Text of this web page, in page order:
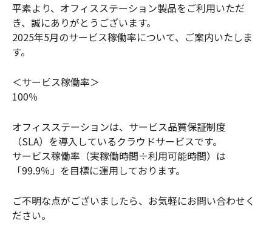
平素より、オフィスステーション製品をご利用いただ
き、誠にありがとうございます。
2025年5月のサービス稼働率について、ご案内いたしま
す。
＜サービス稼働率＞
100％
オフィスステーションは、サービス品質保証制度
（SLA）を導入しているクラウドサービスです。
サービス稼働率（実稼働時間÷利用可能時間）は
「99.9％」を目標に運用しております。
ご不明な点がございましたら、お気軽にお問い合わせく
ださい。